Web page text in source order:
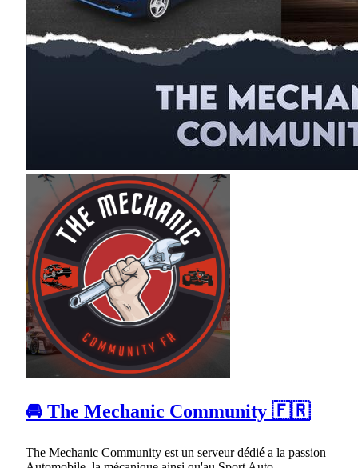
🚘 The Mechanic Community 🇫🇷
The Mechanic Community est un serveur dédié a la passion